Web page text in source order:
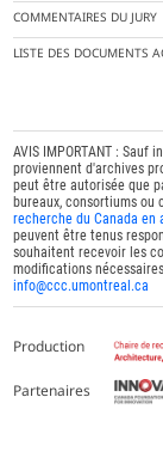
COMMENTAIRES DU JURY
LISTE DES DOCUMENTS
AVIS IMPORTANT :
proviennent d'archives
peut être autorisée que
bureaux, consortiums
recherche du Canada
peuvent être tenus
souhaitent recevoir les
modifications
info@ccc.umontreal.ca
Production
Partenaires